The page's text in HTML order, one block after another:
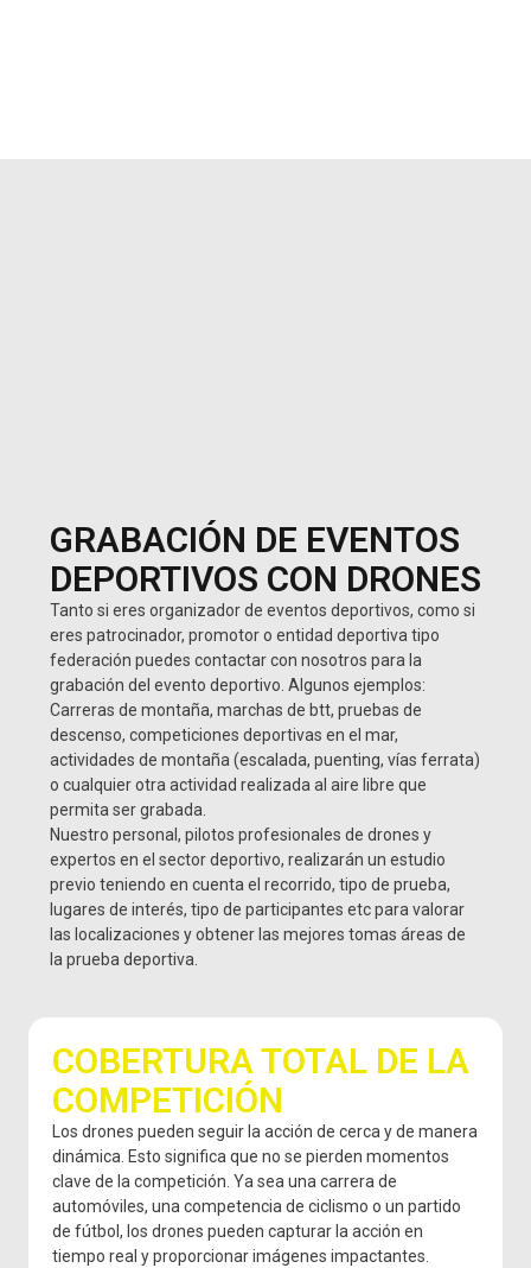
GRABACIÓN DE EVENTOS
DEPORTIVOS CON DRONES
Tanto si eres organizador de eventos deportivos, como si
eres patrocinador, promotor o entidad deportiva tipo
federación puedes contactar con nosotros para la
grabación del evento deportivo. Algunos ejemplos:
Carreras de montaña, marchas de btt, pruebas de
descenso, competiciones deportivas en el mar,
actividades de montaña (escalada, puenting, vías ferrata)
o cualquier otra actividad realizada al aire libre que
permita ser grabada.
Nuestro personal, pilotos profesionales de drones y
expertos en el sector deportivo, realizarán un estudio
previo teniendo en cuenta el recorrido, tipo de prueba,
lugares de interés, tipo de participantes etc para valorar
las localizaciones y obtener las mejores tomas áreas de
la prueba deportiva.
COBERTURA TOTAL DE LA
COMPETICIÓN
Los drones pueden seguir la acción de cerca y de manera
dinámica. Esto significa que no se pierden momentos
clave de la competición. Ya sea una carrera de
automóviles, una competencia de ciclismo o un partido
de fútbol, los drones pueden capturar la acción en
tiempo real y proporcionar imágenes impactantes.